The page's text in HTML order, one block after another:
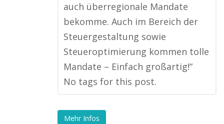
auch überregionale Mandate
bekomme. Auch im Bereich der
Steuergestaltung sowie
Steueroptimierung kommen tolle
Mandate – Einfach großartig!“
No tags for this post.
Mehr Infos